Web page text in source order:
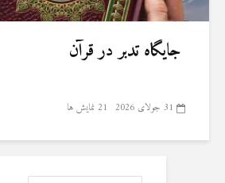
جایگاه تدبر در قرآن
31 جولای 2026 21 نمایش ها